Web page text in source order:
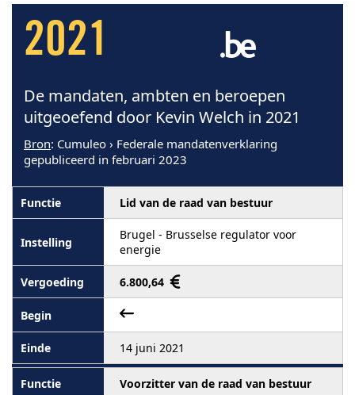
2021
De mandaten, ambten en beroepen
uitgeoefend door Kevin Welch in 2021
Bron: Cumuleo › Federale mandatenverklaring
gepubliceerd in februari 2023
Lid van de raad van bestuur
Brugel - Brusselse regulator voor
energie
6.800,64
14 juni 2021
Voorzitter van de raad van bestuur